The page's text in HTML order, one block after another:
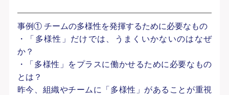
事例① チームの多様性を発揮するために必要なもの
・「多様性」だけでは、うまくいかないのはなぜ
か？
・「多様性」をプラスに働かせるために必要なもの
とは？
昨今、組織やチームに「多様性」があることが重視